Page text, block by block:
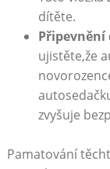
dítěte.
Připevnění
ujistěte,že
zvyšuje
Pamatování